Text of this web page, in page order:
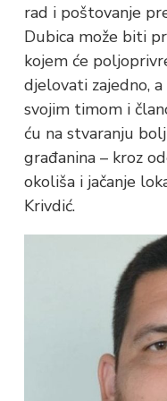
rad i poštovanje
Dubica može biti
kojem će
djelovati zajedno,
svojim timom i
ću na stvaranju
građanina – kroz
okoliša i jačanje
Krivdić.